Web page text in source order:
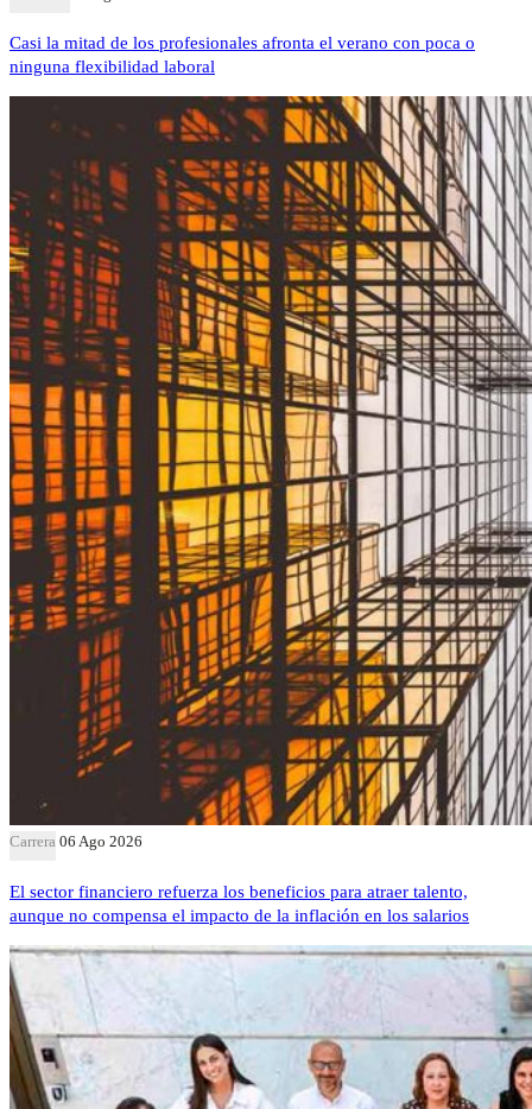
Casi la mitad de los profesionales afronta el verano con poca o
ninguna flexibilidad laboral
Carrera 06 Ago 2026
El sector financiero refuerza los beneficios para atraer talento,
aunque no compensa el impacto de la inflación en los salarios